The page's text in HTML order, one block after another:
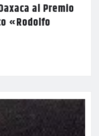
al Premio
«Rodolfo